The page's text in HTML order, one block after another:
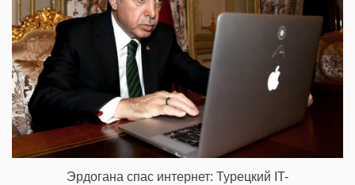
Эрдогана спас интернет: Турецкий IT-